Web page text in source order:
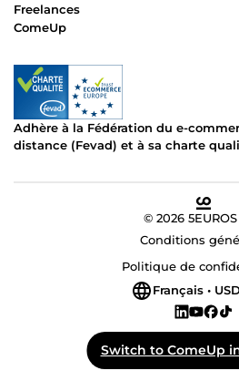
Switch to ComeUp
Freelances
ComeUp
Adhère à la Fédération du e-
distance (Fevad) et à sa charte
© 2026 5EUROS
Conditions
Politique de
Français •